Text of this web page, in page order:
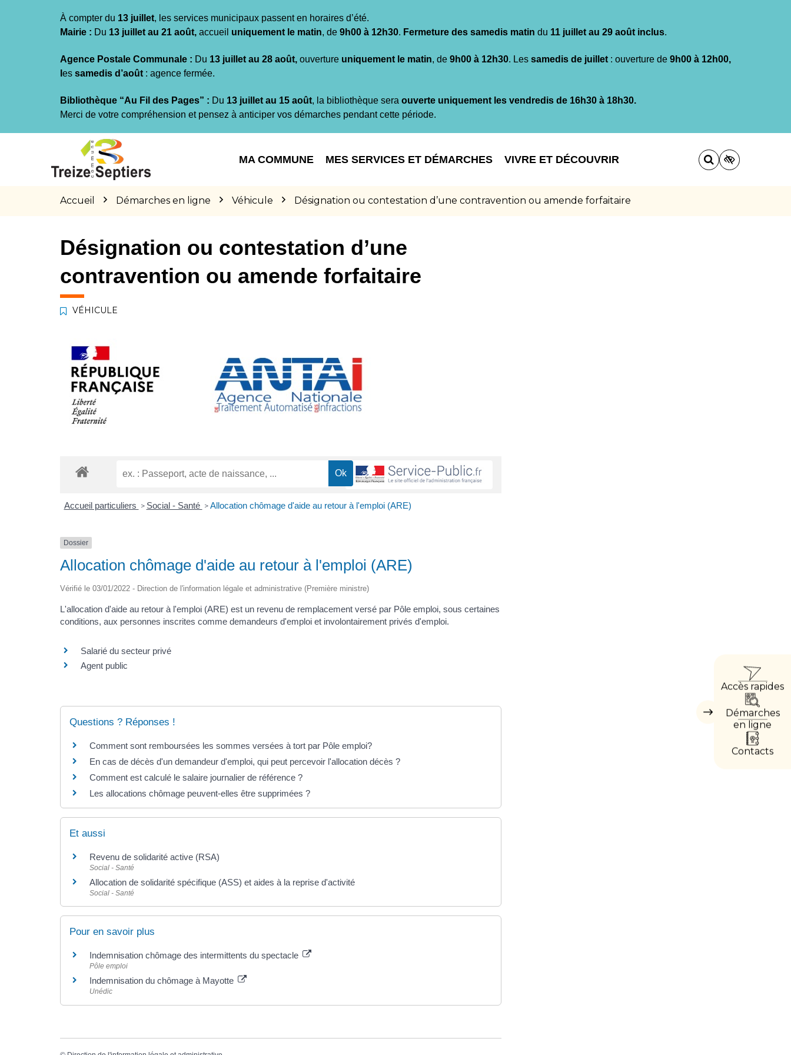
À compter du 13 juillet, les services municipaux passent en horaires d’été.
Mairie : Du 13 juillet au 21 août, accueil uniquement le matin, de 9h00 à 12h30. Fermeture des samedis matin du 11 juillet au 29 août inclus.
Agence Postale Communale : Du 13 juillet au 28 août, ouverture uniquement le matin, de 9h00 à 12h30. Les samedis de juillet : ouverture de 9h00 à 12h00,
es samedis d’août : agence fermée.
Bibliothèque “Au Fil des Pages” : Du 13 juillet au 15 août, la bibliothèque sera ouverte uniquement les vendredis de 16h30 à 18h30.
Merci de votre compréhension et pensez à anticiper vos démarches pendant cette période.
MA COMMUNE MES SERVICES ET DÉMARCHES VIVRE ET DÉCOUVRIR
Accueil Démarches en ligne Véhicule Désignation ou contestation d’une contravention ou amende forfaitaire
Masquer
Accès rapides
Démarches
en ligne
Contacts
Désignation ou contestation d’une
contravention ou amende forfaitaire
VÉHICULE
Accueil particuliers > Social - Santé > Allocation chômage d'aide au retour à l'emploi (ARE)
Dossier
Allocation chômage d'aide au retour à l'emploi (ARE)
Vérifié le 03/01/2022 - Direction de l'information légale et administrative (Première ministre)
L'allocation d'aide au retour à l'emploi (ARE) est un revenu de remplacement versé par Pôle emploi, sous certaines
conditions, aux personnes inscrites comme demandeurs d'emploi et involontairement privés d'emploi.
Salarié du secteur privé
Agent public
Questions ? Réponses !
Comment sont remboursées les sommes versées à tort par Pôle emploi?
En cas de décès d'un demandeur d'emploi, qui peut percevoir l'allocation décès ?
Comment est calculé le salaire journalier de référence ?
Les allocations chômage peuvent-elles être supprimées ?
Et aussi
Revenu de solidarité active (RSA)
Social - Santé
Allocation de solidarité spécifique (ASS) et aides à la reprise d'activité
Social - Santé
Pour en savoir plus
Indemnisation chômage des intermittents du spectacle
Pôle emploi
Indemnisation du chômage à Mayotte
Unédic